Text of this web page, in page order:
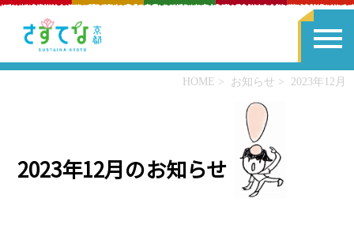
HOME お知らせ 2023年12月
2023年12月のお知らせ